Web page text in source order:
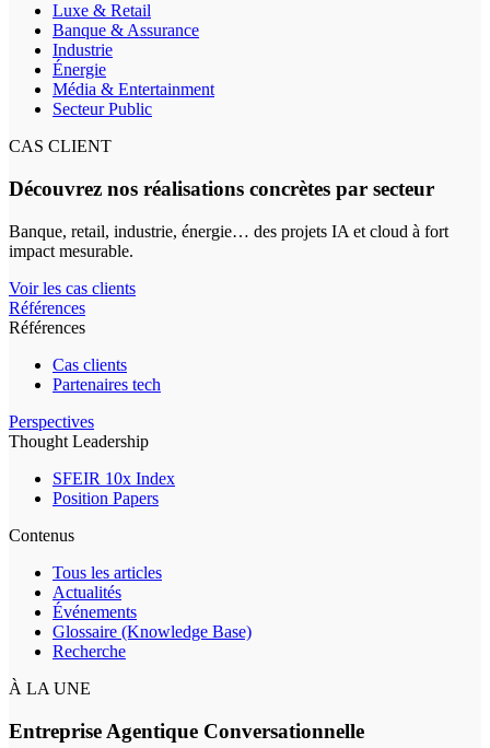
Luxe & Retail
Banque & Assurance
Industrie
Énergie
Média & Entertainment
Secteur Public
CAS CLIENT
Découvrez nos réalisations concrètes par secteur
Banque, retail, industrie, énergie… des projets IA et cloud à fort
impact mesurable.
Voir les cas clients
Références
Références
Cas clients
Partenaires tech
Perspectives
Thought Leadership
SFEIR 10x Index
Position Papers
Contenus
Tous les articles
Actualités
Événements
Glossaire (Knowledge Base)
Recherche
À LA UNE
Entreprise Agentique Conversationnelle